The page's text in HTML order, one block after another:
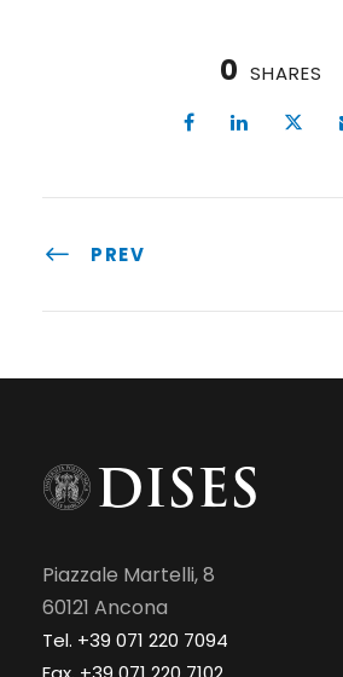
0 SHARES
PREV
Piazzale Martelli, 8
60121 Ancona
Tel. +39 071 220 7094